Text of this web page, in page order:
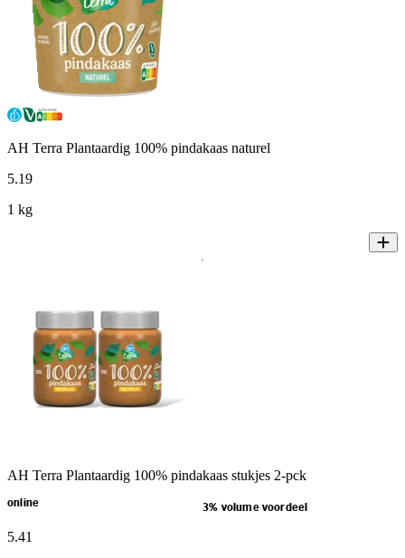
AH Terra Plantaardig 100% pindakaas naturel
5.19
1 kg
AH Terra Plantaardig 100% pindakaas stukjes 2-pck
online 3% volume voordeel
5.41